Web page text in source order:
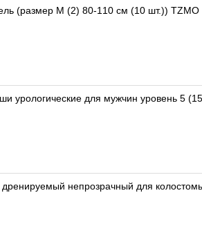
(размер M (2) 80-110 см (10 шт.))
для мужчин уровень 5
непрозрачный для